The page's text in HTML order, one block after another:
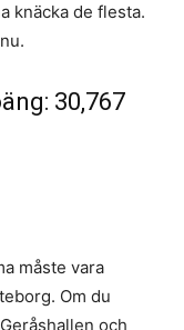
knäcka de flesta.
30,767
måste vara
Om du
och